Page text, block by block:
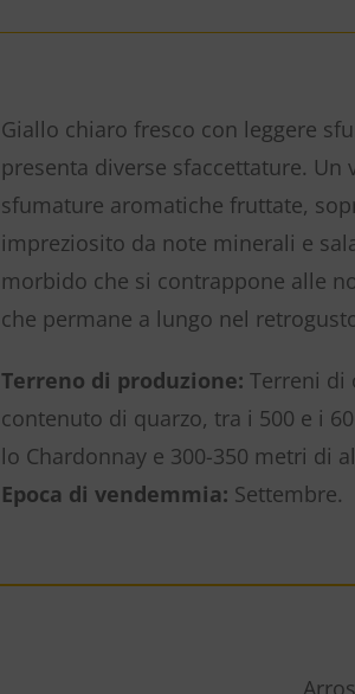
Giallo chiaro fresco con leggere
presenta diverse sfaccettature. Un
sfumature aromatiche fruttate,
impreziosito da note minerali e
morbido che si contrappone alle
che permane a lungo nel
Terreno di produzione: Terreni di
contenuto di quarzo, tra i 500 e i
lo Chardonnay e 300-350 metri di
Epoca di vendemmia: Settembre.